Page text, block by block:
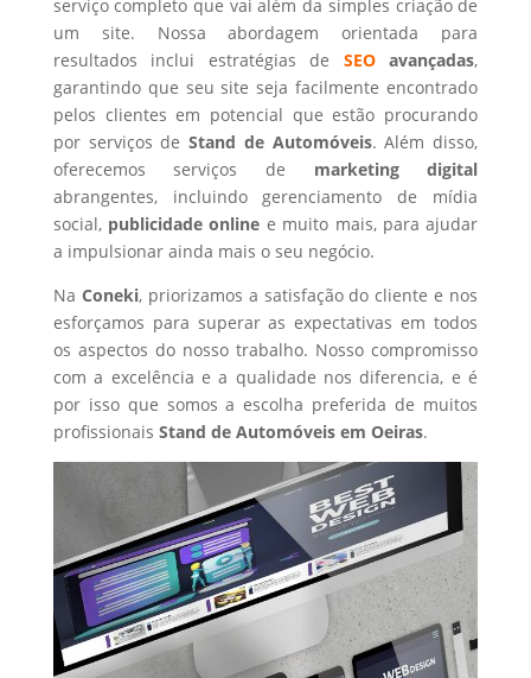
serviço completo que vai além da simples criação de
um site. Nossa abordagem orientada para
resultados inclui estratégias de SEOavançadas,
garantindo que seu site seja facilmente encontrado
pelos clientes em potencial que estão procurando
por serviços deStand de Automóveis. Além disso,
oferecemos serviços de marketing digital
abrangentes, incluindo gerenciamento de mídia
social, publicidade online e muito mais, para ajudar
a impulsionar ainda mais o seu negócio.
Na Coneki, priorizamos a satisfação do cliente e nos
esforçamos para superar as expectativas em todos
os aspectos do nosso trabalho. Nosso compromisso
com a excelência e a qualidade nos diferencia, e é
por isso que somos a escolha preferida de muitos
profissionais Stand de Automóveisem Oeiras.